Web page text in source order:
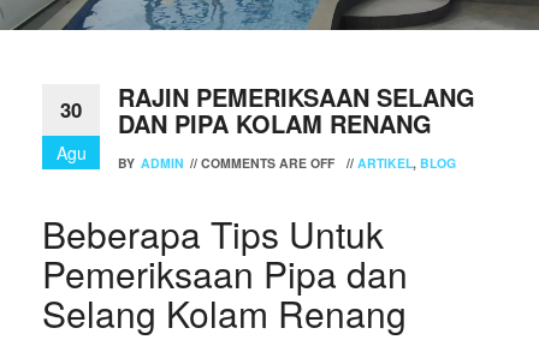
30
Agu
RAJIN PEMERIKSAAN SELANG
DAN PIPA KOLAM RENANG
BY ADMIN // COMMENTS ARE OFF // ARTIKEL, BLOG
Beberapa Tips Untuk
Pemeriksaan Pipa dan
Selang Kolam Renang